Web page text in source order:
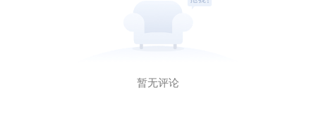
暂无评论